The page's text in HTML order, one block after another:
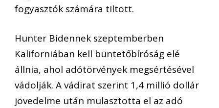
fogyasztók számára tiltott.
Hunter Bidennek szeptemberben
Kaliforniában kell büntetőbíróság elé
állnia, ahol adótörvények megsértésével
vádolják. A vádirat szerint 1,4 millió dollár
jövedelme után mulasztotta el az adó